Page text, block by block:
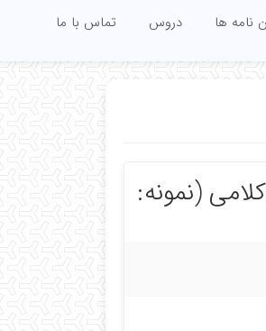
نامه ها دروس تماس با ما
(نمونه: